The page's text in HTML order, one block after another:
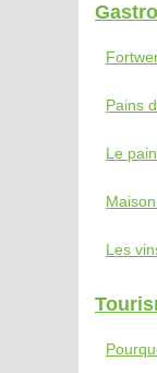
Pains
Le
Les